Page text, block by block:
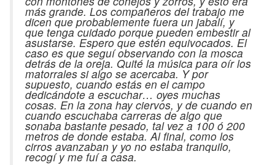
más grande. Los compañeros del trabajo me
dicen que probablemente fuera un jabalí, y
que tenga cuidado porque pueden embestir al
asustarse. Espero que estén equivocados. El
caso es que seguí observando con la mosca
detrás de la oreja. Quité la música para oír los
matorrales si algo se acercaba. Y por
supuesto, cuando estás en el campo
dedicándote a escuchar… oyes muchas
cosas. En la zona hay ciervos, y de cuando en
cuando escuchaba carreras de algo que
sonaba bastante pesado, tal vez a 100 ó 200
metros de donde estaba. Al final, como los
cirros avanzaban y yo no estaba tranquilo,
recogí y me fuí a casa.